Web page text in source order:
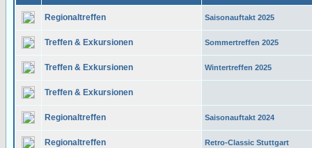
Regionaltreffen Saisonauftakt 2025
Treffen & Exkursionen Sommertreffen 2025
Treffen & Exkursionen Wintertreffen 2025
Treffen & Exkursionen
Regionaltreffen Saisonauftakt 2024
Regionaltreffen Retro-Classic Stuttgart